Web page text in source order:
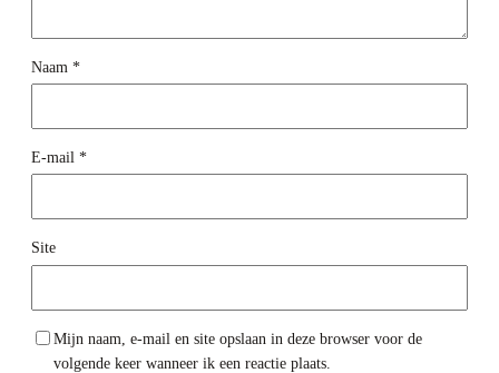
Naam *
E-mail *
Site
Mijn naam, e-mail en site opslaan in deze browser voor de
volgende keer wanneer ik een reactie plaats.